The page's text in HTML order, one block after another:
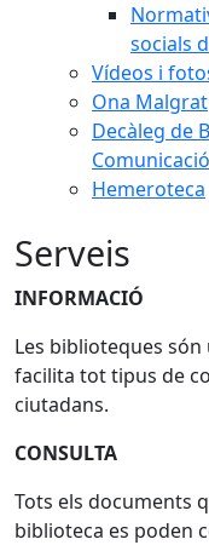
socials
Vídeos i
Ona Malgrat
Decàleg de
Hemeroteca
Serveis
INFORMACIÓ
Les biblioteques
facilita tot tipus de
ciutadans.
CONSULTA
Tots els documents
biblioteca es poden